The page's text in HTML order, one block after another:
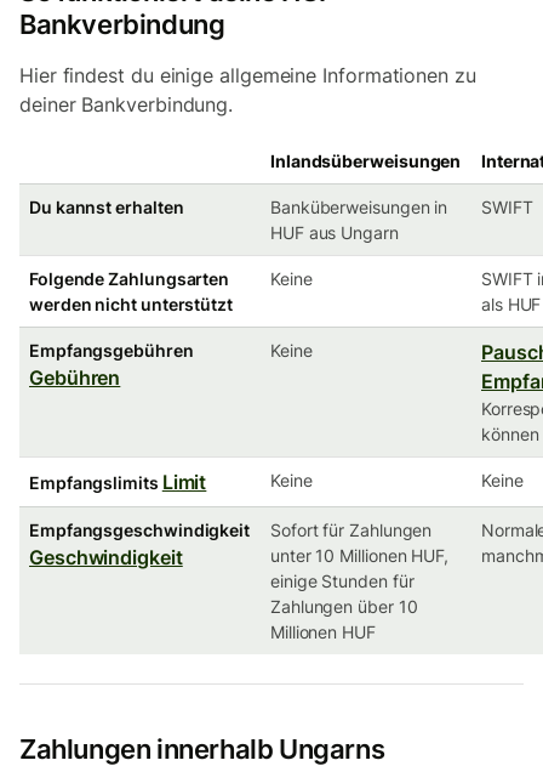
Bankverbindung
Hier findest du einige allgemeine Informationen zu
deiner Bankverbindung.
Inlandsüberweisungen
Du kannst erhalten
Banküberweisungen in
HUF aus Ungarn
SWIFT
Folgende Zahlungsarten
werden nicht unterstützt
Keine
SWIFT
als HUF
Empfangsgebühren
Gebühren
Keine
Empfangslimits Limit Keine Keine
Empfangsgeschwindigkeit
Geschwindigkeit
Sofort für Zahlungen
unter 10 Millionen HUF,
einige Stunden für
Zahlungen über 10
Millionen HUF
Zahlungen innerhalb Ungarns